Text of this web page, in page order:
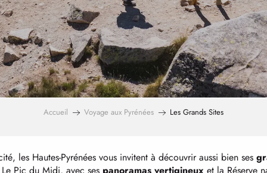
Accueil Voyage aux Pyrénées Les Grands Sites
les Hautes-Pyrénées vous invitent à découvrir aussi bien ses